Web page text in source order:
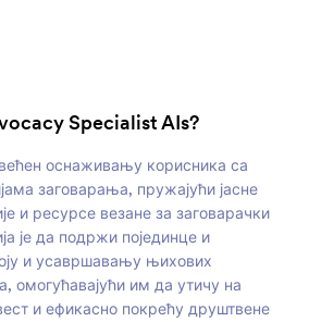
Specialist AIs?
оснаживању корисника са
заговарања, пружајући јасне
и ресурсе везане за заговарачки
је да подржи појединце и
и усавршавању њихових
омогућавајући им да утичу на
и ефикасно покрећу друштвене